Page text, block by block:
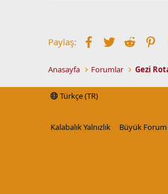
Paylaş: Facebook
TwitterReddit
Anasayfa Forumlar Gezi
Türkçe (TR)
Kalabalık Yalnızlık Büyük Forum